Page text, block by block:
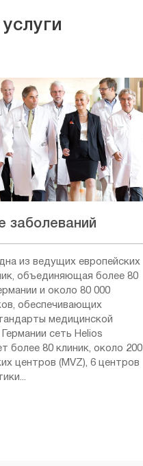
заболеваний
из ведущих европейских
объединяющая более 80
и около 80 000
обеспечивающих
медицинской
сеть Helios
более 80 клиник, около 200
центров (MVZ), 6 центров